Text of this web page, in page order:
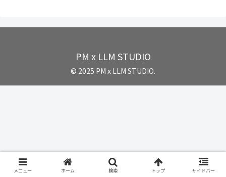
PM x LLM STUDIO
© 2025 PM x LLM STUDIO.
メニュー ホーム 検索 トップ サイドバー